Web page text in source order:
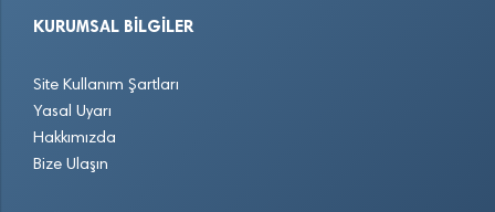
KURUMSAL BILGILER
Site Kullanım Şartları
Yasal Uyarı
Hakkımızda
Bize Ulaşın